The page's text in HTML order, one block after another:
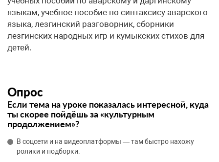
языкам, учебное пособие по синтаксису аварского
языка, лезгинский разговорник, сборники
лезгинских народных игр и кумыкских стихов для
детей.
Опрос
Если тема на уроке показалась интересной, куда
ты скорее пойдёшь за «культурным
продолжением»?
В соцсети и на видеоплатформы — там быстро нахожу
ролики и подборки.